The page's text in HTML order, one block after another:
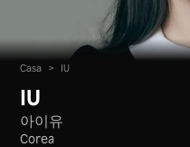
Casa > IU
IU
아이유
Corea